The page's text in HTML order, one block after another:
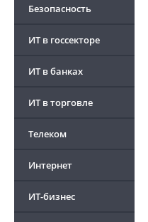
Безопасность
ИТ в госсекторе
ИТ в банках
ИТ в торговле
Телеком
Интернет
ИТ-бизнес